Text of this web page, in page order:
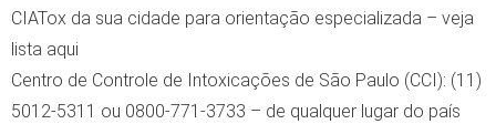
CIATox da sua cidade para orientação especializada – veja
lista aqui
Centro de Controle de Intoxicações de São Paulo (CCI): (11)
5012-5311 ou 0800-771-3733 – de qualquer lugar do país